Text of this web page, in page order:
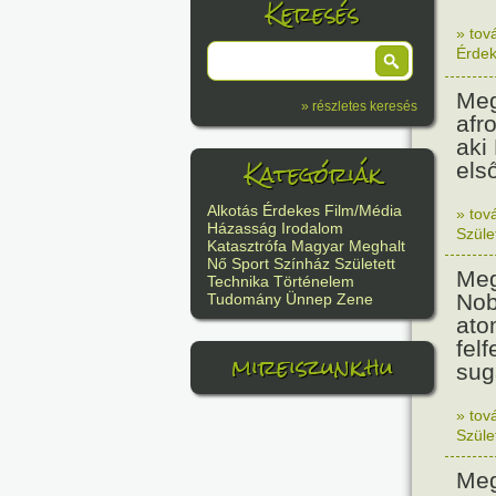
Keresés
» részletes keresés
Kategóriák
Alkotás Érdekes Film/Média
Házasság Irodalom
Katasztrófa Magyar Meghalt
Nő Sport Színház Született
Technika Történelem
Tudomány Ünnep Zene
mireiszunk.hu
»
aki
»
»